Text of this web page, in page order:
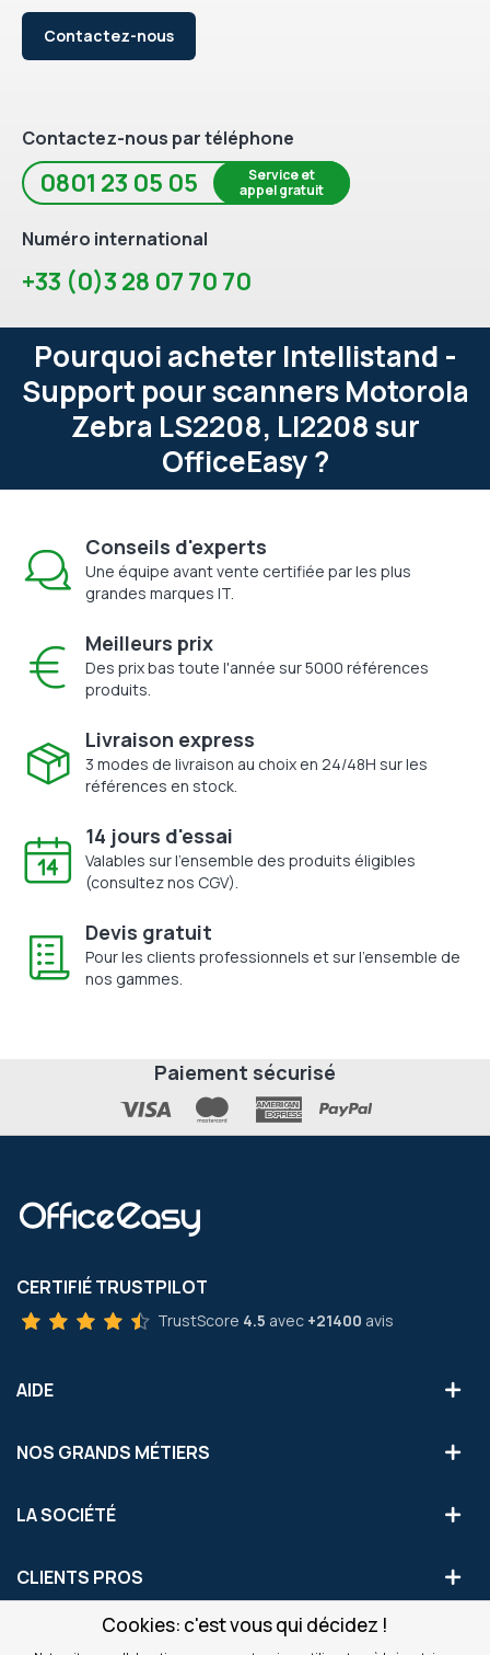
Cookies: c'est vous qui décidez !
Contactez-nous
Contactez-nous par téléphone
0801 23 05 05
Service et
appel gratuit
Numéro international
+33 (0)3 28 07 70 70
Pourquoi acheter Intellistand -
Support pour scanners Motorola
Zebra LS2208, LI2208 sur
OfficeEasy ?
Conseils d'experts
Une équipe avant vente certifiée par les plus
grandes marques IT.
Meilleurs prix
Des prix bas toute l'année sur 5000 références
produits.
Livraison express
3 modes de livraison au choix en 24/48H sur les
références en stock.
14 jours d'essai
Valables sur l'ensemble des produits éligibles
(consultez nos CGV).
Devis gratuit
Pour les clients professionnels et sur l'ensemble de
nos gammes.
Paiement sécurisé
CERTIFIÉ TRUSTPILOT
TrustScore 4.5 avec +21400 avis
AIDE
NOS GRANDS MÉTIERS
LA SOCIÉTÉ
CLIENTS PROS
S'INSCRIRE AUX OFFRES COMMERCIALES